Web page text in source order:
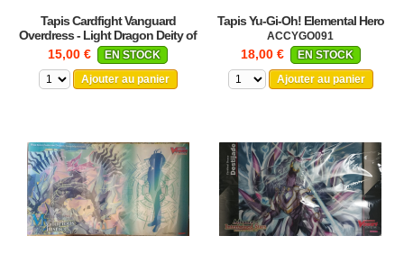
Tapis Cardfight Vanguard
Overdress - Light Dragon Deity of
Honors Amartinoa TAPIS_D-BT01_L
15,00 €
EN STOCK
Ajouter au panier
Tapis Yu-Gi-Oh! Elemental Hero
ACCYGO091
18,00 €
EN STOCK
Ajouter au panier